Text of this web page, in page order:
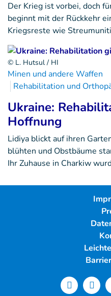
Der Krieg ist vorbei, doch
beginnt mit der Rückkehr
Kriegsreste wie
© L. Hutsul / HI
Minen und andere Waffen
Rehabilitation und
Ukraine:
Hoffnung
Lidiya blickt auf ihren
blühten und Obstbäume
Ihr Zuhause in Charkiw